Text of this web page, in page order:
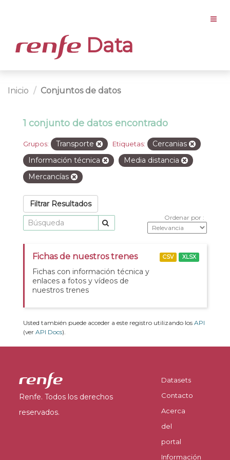
Data
Inicio Conjuntos de datos
1 conjunto de datos encontrado
Grupos: Transporte Etiquetas:
Cercanias
Información técnica
Media distancia
Mercancías
Filtrar Resultados
Ordenar por
Fichas de nuestros trenes
Fichas con información técnica y
enlaces a fotos y vídeos de
nuestros trenes
CSV XLSX
Usted también puede acceder a este registro utilizando los API
(ver API Docs).
Renfe. Todos los derechos
reservados.
Datasets
Contacto
Acerca
del
portal
Información